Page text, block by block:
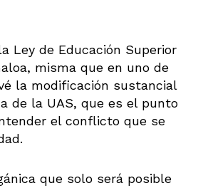
Ley de Educación Superior
misma que en uno de
la modificación sustancial
de la UAS, que es el punto
el conflicto que se
que solo será posible